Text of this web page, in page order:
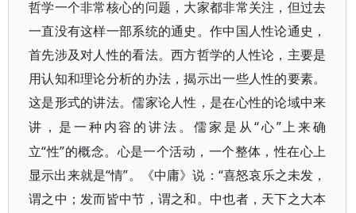
哲学一个非常核心的问题，大家都非常关注，但过去
一直没有这样一部系统的通史。作中国人性论通史，
首先涉及对人性的看法。西方哲学的人性论，主要是
用认知和理论分析的办法，揭示出一些人性的要素。
这是形式的讲法。儒家论人性，是在心性的论域中来
讲，是一种内容的讲法。儒家是从 “心”上来确
立“性”的概念。心是一个活动，一个整体，性在心上
显示出来就是“情”。《中庸》说：“喜怒哀乐之未发，
谓之中；发而皆中节，谓之和。中也者，天下之大本